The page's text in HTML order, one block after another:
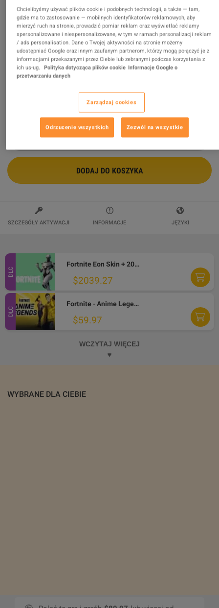
Fortnite Deluxe Founder's Pack XBOX
One / Xbox Series X|S CD Key
Sprzedawca CodeCreek33412
97.46
$1799.45
DODAJ DO KOSZYKA
SZCZEGÓŁY AKTYWACJI INFORMACJE JĘZYKI
DLC
Fortnite Eon Skin + 2000 V-Bucks XBOX ONE CD Key
$2039.27
DLC
Fortnite - Anime Legends Pack XBOX One CD Key
$59.97
WCZYTAJ WIĘCEJ
WYBRANE DLA CIEBIE
Chcielibyśmy używać plików cookie i podobnych technologii, a także — tam,
gdzie ma to zastosowanie — mobilnych identyfikatorów reklamowych, aby
mierzyć ruch na stronie, prowadzić pomiar reklam oraz wyświetlać reklamy
spersonalizowane i niespersonalizowane, w tym w ramach personalizacji reklam
/ ads personalisation. Dane o Twojej aktywności na stronie możemy
udostępniać Google oraz innym zaufanym partnerom, którzy mogą połączyć je z
informacjami przekazanymi przez Ciebie lub zebranymi podczas korzystania z
ich usług.
Polityka dotycząca plików cookie Informacje Google o
przetwarzaniu danych
Zarządzaj cookies
Odrzucenie wszystkich Zezwól na wszystkie